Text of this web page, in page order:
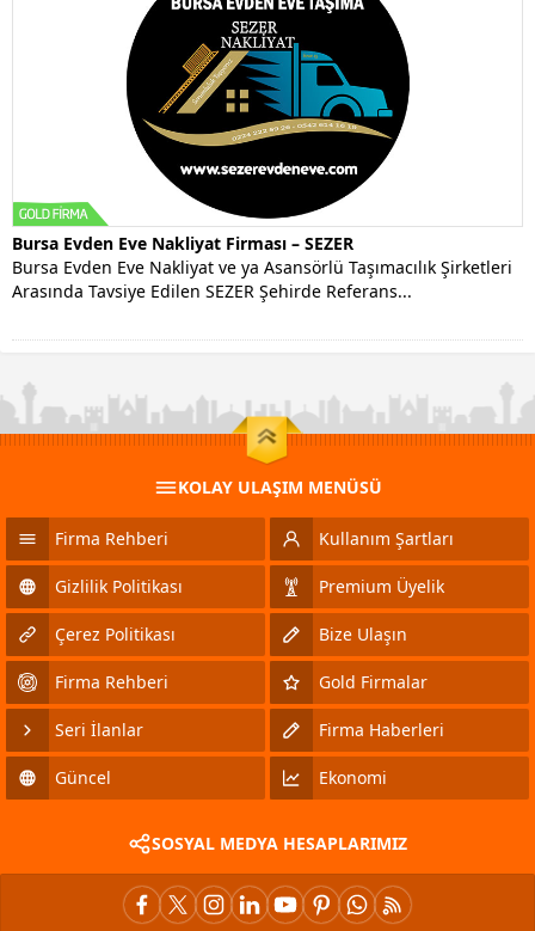
Bursa Evden Eve Nakliyat Firması – SEZER
Bursa Evden Eve Nakliyat ve ya Asansörlü Taşımacılık Şirketleri
Arasında Tavsiye Edilen SEZER Şehirde Referans...
KOLAY ULAŞIM MENÜSÜ
Firma Rehberi Kullanım Şartları
Gizlilik Politikası Premium Üyelik
Çerez Politikası Bize Ulaşın
Firma Rehberi Gold Firmalar
Seri İlanlar Firma Haberleri
Güncel Ekonomi
SOSYAL MEDYA HESAPLARIMIZ